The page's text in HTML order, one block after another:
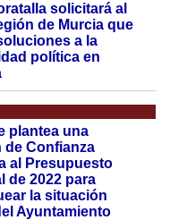
solicitará al
de Murcia que
a la
política en
plantea una
de Confianza
al Presupuesto
de 2022 para
la situación
Ayuntamiento